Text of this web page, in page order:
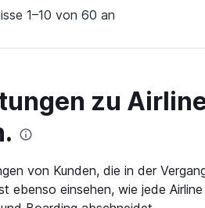
1–10 von 60 an
zu
von Kunden, die in der
ebenso einsehen, wie jede